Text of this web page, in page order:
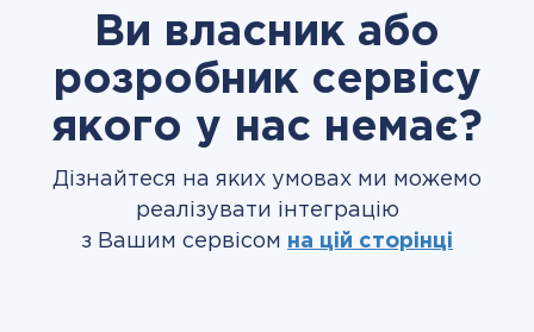
Ви власник або
розробник сервісу
якого у нас немає?
Дізнайтеся на яких умовах ми можемо
реалізувати інтеграцію
з Вашим сервісом на цій сторінці